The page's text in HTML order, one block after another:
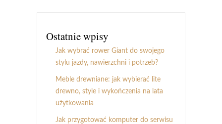
Ostatnie wpisy
Jak wybrać rower Giant do swojego
stylu jazdy, nawierzchni i potrzeb?
Meble drewniane: jak wybierać lite
drewno, style i wykończenia na lata
użytkowania
Jak przygotować komputer do serwisu